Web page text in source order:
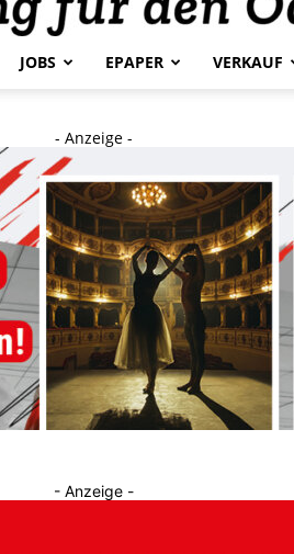
Journal
JOBS EPAPER VERKAUF
- Anzeige -
- Anzeige -